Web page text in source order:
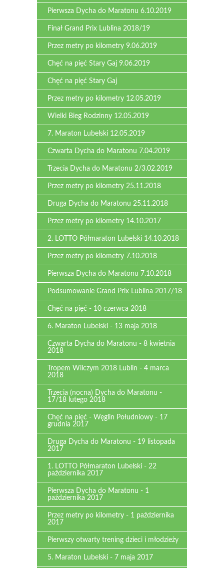
Pierwsza Dycha do Maratonu 6.10.2019
Finał Grand Prix Lublina 2018/19
Przez metry po kilometry 9.06.2019
Chęć na pięć Stary Gaj 9.06.2019
Chęć na pięć Stary Gaj
Przez metry po kilometry 12.05.2019
Wielki Bieg Rodzinny 12.05.2019
7. Maraton Lubelski 12.05.2019
Czwarta Dycha do Maratonu 7.04.2019
Trzecia Dycha do Maratonu 2/3.02.2019
Przez metry po kilometry 25.11.2018
Druga Dycha do Maratonu 25.11.2018
Przez metry po kilometry 14.10.2017
2. LOTTO Półmaraton Lubelski 14.10.2018
Przez metry po kilometry 7.10.2018
Pierwsza Dycha do Maratonu 7.10.2018
Podsumowanie Grand Prix Lublina 2017/18
Chęć na pięć - 10 czerwca 2018
6. Maraton Lubelski - 13 maja 2018
Czwarta Dycha do Maratonu - 8 kwietnia
2018
Tropem Wilczym 2018 Lublin - 4 marca
2018
Trzecia (nocna) Dycha do Maratonu -
17/18 lutego 2018
Chęć na pięć - Węglin Południowy - 17
grudnia 2017
Druga Dycha do Maratonu - 19 listopada
2017
1. LOTTO Półmaraton Lubelski - 22
października 2017
Pierwsza Dycha do Maratonu - 1
października 2017
Przez metry po kilometry - 1 października
2017
Pierwszy otwarty trening dzieci i młodzieży
5. Maraton Lubelski - 7 maja 2017